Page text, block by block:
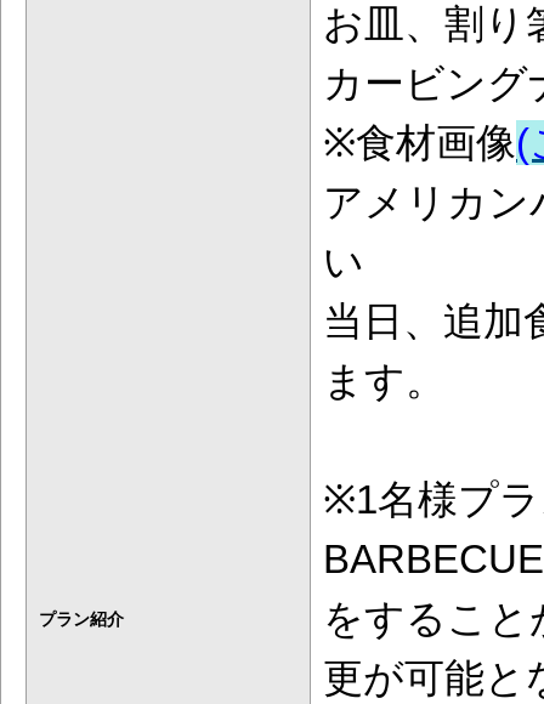
プラン紹介
お皿、割り
カービン
※食材画像(
アメリカ
い
当日、追加
ます。
※1名様プ
をすること
更が可能と